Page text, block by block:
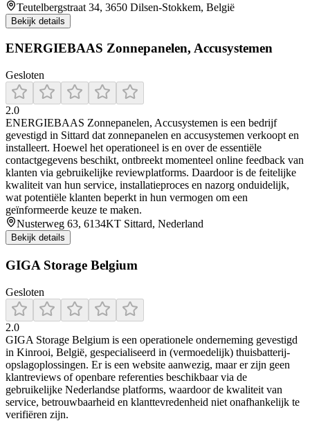
Teutelbergstraat 34, 3650 Dilsen-Stokkem, België
Bekijk details
ENERGIEBAAS Zonnepanelen, Accusystemen
Gesloten
2.0
ENERGIEBAAS Zonnepanelen, Accusystemen is een bedrijf
gevestigd in Sittard dat zonnepanelen en accusystemen verkoopt en
installeert. Hoewel het operationeel is en over de essentiële
contactgegevens beschikt, ontbreekt momenteel online feedback van
klanten via gebruikelijke reviewplatforms. Daardoor is de feitelijke
kwaliteit van hun service, installatieproces en nazorg onduidelijk,
wat potentiële klanten beperkt in hun vermogen om een
geïnformeerde keuze te maken.
Nusterweg 63, 6134KT Sittard, Nederland
Bekijk details
GIGA Storage Belgium
Gesloten
2.0
GIGA Storage Belgium is een operationele onderneming gevestigd
in Kinrooi, België, gespecialiseerd in (vermoedelijk) thuisbatterij-
opslagoplossingen. Er is een website aanwezig, maar er zijn geen
klantreviews of openbare referenties beschikbaar via de
gebruikelijke Nederlandse platforms, waardoor de kwaliteit van
service, betrouwbaarheid en klanttevredenheid niet onafhankelijk te
verifiëren zijn.